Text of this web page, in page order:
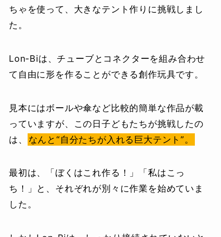
ちゃを使って、大きなテント作りに挑戦しまし
た。
Lon-Biは、チューブとコネクターを組み合わせ
て自由に形を作ることができる創作玩具です。
見本にはボールや傘など比較的簡単な作品が載
っていますが、この日子どもたちが挑戦したの
は、
なんと“自分たちが入れる巨大テント”。
最初は、「ぼくはこれ作る！」「私はこっ
ち！」と、それぞれが別々に作業を始めていま
した。